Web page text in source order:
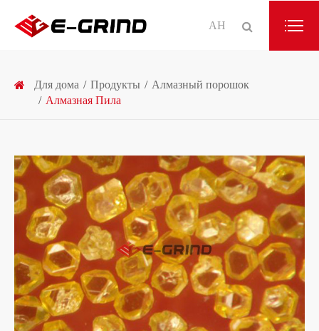
АН
Для дома Продукты
Алмазный порошок
Алмазная Пила